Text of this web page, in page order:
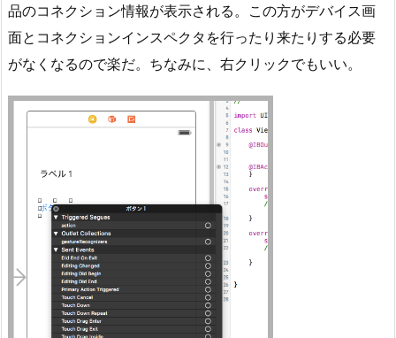
品のコネクション情報が表示される。この方がデバイス画
面とコネクションインスペクタを行ったり来たりする必要
がなくなるので楽だ。ちなみに、右クリックでもいい。